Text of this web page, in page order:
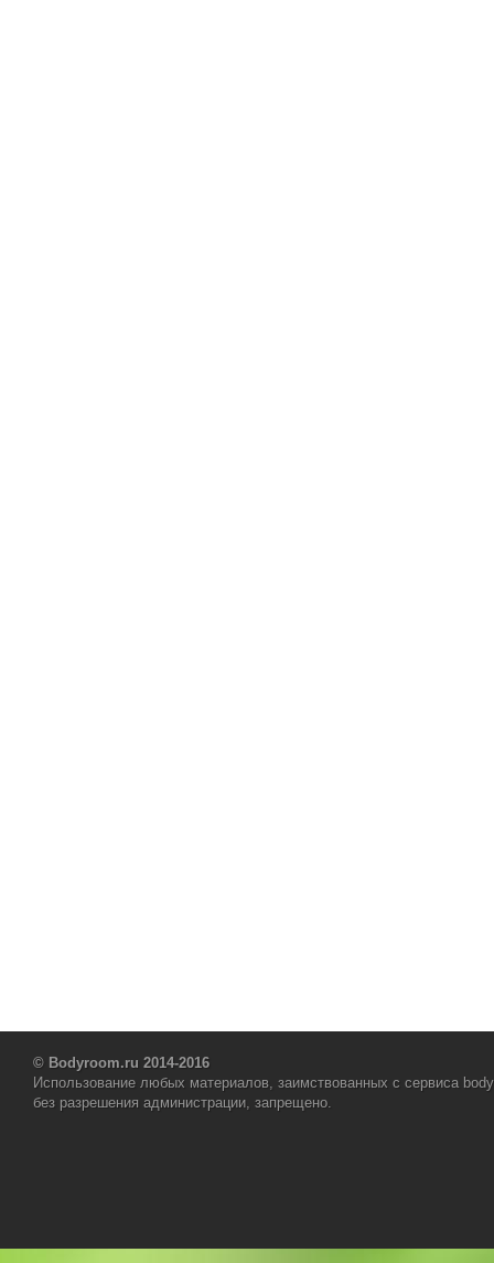
© Bodyroom.ru 2014-2016
Использование любых материалов, заимствованных с сервиса
без разрешения администрации, запрещено.